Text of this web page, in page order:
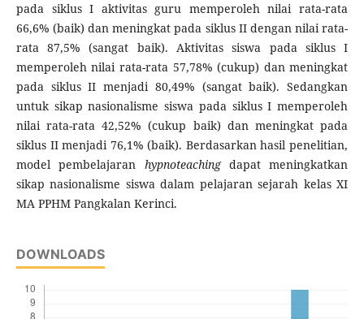
pada siklus I aktivitas guru memperoleh nilai rata-rata
66,6% (baik) dan meningkat pada siklus II dengan nilai rata-
rata 87,5% (sangat baik). Aktivitas siswa pada siklus I
memperoleh nilai rata-rata 57,78% (cukup) dan meningkat
pada siklus II menjadi 80,49% (sangat baik). Sedangkan
untuk sikap nasionalisme siswa pada siklus I memperoleh
nilai rata-rata 42,52% (cukup baik) dan meningkat pada
siklus II menjadi 76,1% (baik). Berdasarkan hasil penelitian,
model pembelajaran hypnoteachingdapat meningkatkan
sikap nasionalisme siswa dalam pelajaran sejarah kelas XI
MA PPHM Pangkalan Kerinci.
DOWNLOADS